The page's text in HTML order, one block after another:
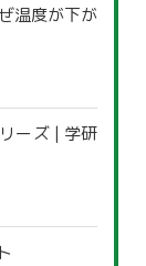
温度が下が
ーズ | 学研